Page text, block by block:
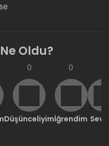
Oldu?
0
Düşünceliyim
0
İğrendim